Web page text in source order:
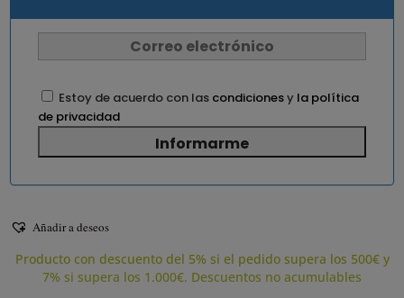
Estoy de acuerdo con las condicionesy la política
de privacidad
Añadir a deseos
Producto con descuento del 5% si el pedido supera los 500€ y
7% si supera los 1.000€. Descuentos no acumulables